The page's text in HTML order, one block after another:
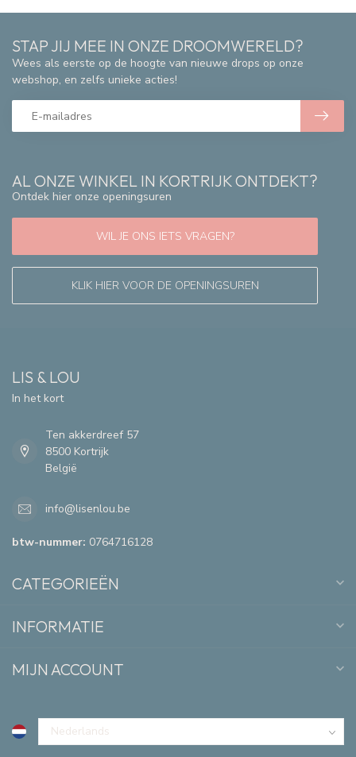
AL ONZE WINKEL IN KORTRIJK ONTDEKT?
Ontdek hier onze openingsuren
WIL JE ONS IETS VRAGEN?
KLIK HIER VOOR DE OPENINGSUREN
STAP JIJ MEE IN ONZE DROOMWERELD?
Wees als eerste op de hoogte van nieuwe drops op onze
webshop, en zelfs unieke acties!
LIS & LOU
In het kort
Ten akkerdreef 57
8500 Kortrijk
België
info@lisenlou.be
btw-nummer: 0764716128
CATEGORIEËN
INFORMATIE
MIJN ACCOUNT